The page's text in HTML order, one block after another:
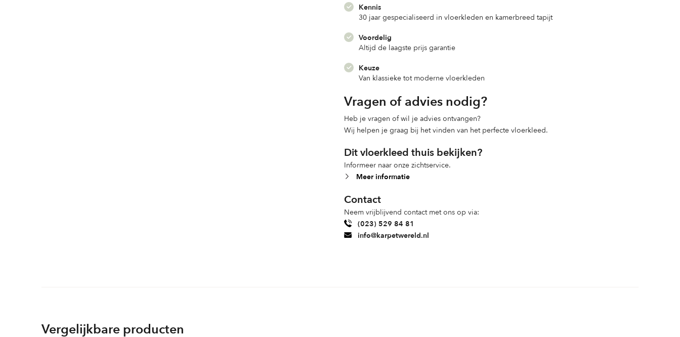
Kennis
30 jaar gespecialiseerd in vloerkleden en kamerbreed tapijt
Voordelig
Altijd de laagste prijs garantie
Keuze
Van klassieke tot moderne vloerkleden
Vragen of advies nodig?
Heb je vragen of wil je advies ontvangen?
Wij helpen je graag bij het vinden van het perfecte vloerkleed.
Dit vloerkleed thuis bekijken?
Informeer naar onze zichtservice.
Meer informatie
Contact
Neem vrijblijvend contact met ons op via:
(023) 529 84 81
info@karpetwereld.nl
Vergelijkbare producten